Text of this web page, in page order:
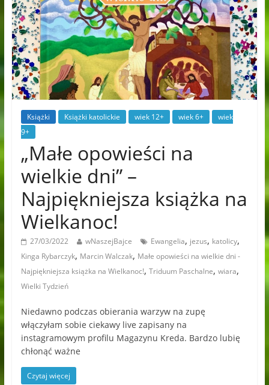
Książki Książki katolickie wiek 12+ wiek 6+
wiek
9+
„Małe opowieści na
wielkie dni” –
Najpiękniejsza książka na
Wielkanoc!
27/03/2022 wNaszejBajce Ewangelia, jezus, katolicy,
Kinga Rybarczyk, Marcin Walczak, Małe opowieści na wielkie dni -
Najpiękniejsza książka na Wielkanoc!, Triduum Paschalne, wiara,
Wielki Tydzień
Niedawno podczas obierania warzyw na zupę
włączyłam sobie ciekawy live zapisany na
instagramowym profilu Magazynu Kreda. Bardzo lubię
chłonąć ważne
Czytaj więcej